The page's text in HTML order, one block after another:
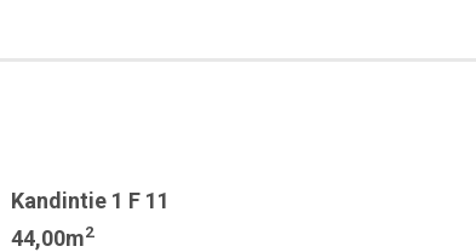
Kandintie 1 F 11
44,00m2